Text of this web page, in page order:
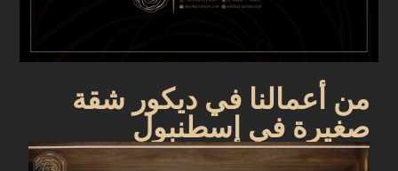
من أعمالنا في ديكور شقة
صغيرة في إسطنبول